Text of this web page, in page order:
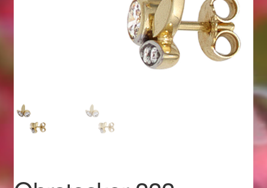
Geschenkideen für Weihnachten 2024
Geschenkideen für Weihnachten 2025
Halloween Schmuck online kaufen 2015
Halloween Schmuck online kaufen 2016
Halloween Schmuck online kaufen 2017